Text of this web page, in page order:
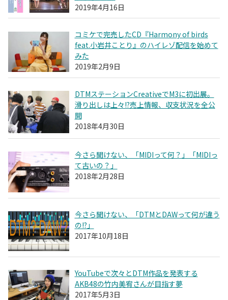
2019年4月16日
コミケで完売したCD『Harmony of birds
feat.小岩井ことり』のハイレゾ配信を始めて
みた
2019年2月9日
DTMステーションCreativeでM3に初出展。
滑り出しは上々!?売上情報、収支状況を全公
開
2018年4月30日
今さら聞けない、「MIDIって何？」「MIDIっ
て古いの？」
2018年2月28日
今さら聞けない、「DTMとDAWって何が違う
の!?」
2017年10月18日
YouTubeで次々とDTM作品を発表する
AKB48の竹内美宥さんが目指す夢
2017年5月3日